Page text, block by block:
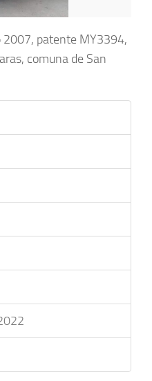
2007, patente MY3394,
comuna de San